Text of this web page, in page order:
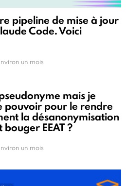
pipeline de mise à jour
Code. Voici
un mois
mais je
pouvoir pour le rendre
la désanonymisation
EEAT ?
un mois